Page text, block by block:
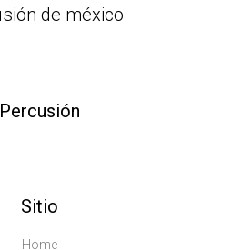
de méxico
Percusión
Sitio
Home